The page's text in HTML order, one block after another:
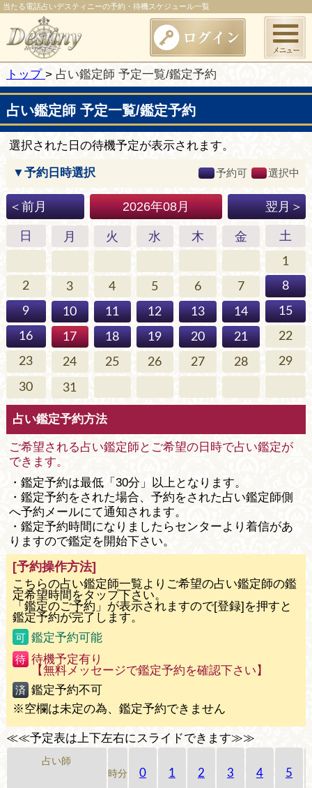
当たる電話占いデスティニーの予約・待機スケジュール一覧
トップ 占い鑑定師 予定一覧/鑑定予約
占い鑑定師 予定一覧/鑑定予約
選択された日の待機予定が表示されます。
▼予約日時選択 予約可 選択中
＜前月 2026年08月 翌月＞
日 月 火 水 木 金 土
1
2
3 4 5 6 7
8
9
10 11 12 13 14
15
16
17 18 19 20 21
22
23
24 25 26 27 28
29
30
31
占い鑑定予約方法
ご希望される占い鑑定師とご希望の日時で占い鑑定が
できます。
・鑑定予約は最低「30分」以上となります。
・鑑定予約をされた場合、予約をされた占い鑑定師側
へ予約メールにて通知されます。
・鑑定予約時間になりましたらセンターより着信があ
りますので鑑定を開始下さい。
[予約操作方法]
こちらの占い鑑定師一覧よりご希望の占い鑑定師の鑑
定希望時間をタップ下さい。
「鑑定のご予約」が表示されますので[登録]を押すと
鑑定予約が完了します。
可 鑑定予約可能
待 待機予定有り
【無料メッセージで鑑定予約を確認下さい】
済 鑑定予約不可
※空欄は未定の為、鑑定予約できません
≪≪予定表は上下左右にスライドできます≫≫
占い師
時分
0 1 2 3 4 5